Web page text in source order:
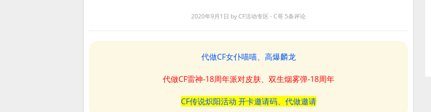
2020年9月1日 byCF活动专区 - C哥 5条评论
代做CF女仆喵喵、高爆麟龙
代做CF雷神-18周年派对皮肤、双生烟雾弹-18周年
CF传说炽阳活动 开卡邀请码、代做邀请